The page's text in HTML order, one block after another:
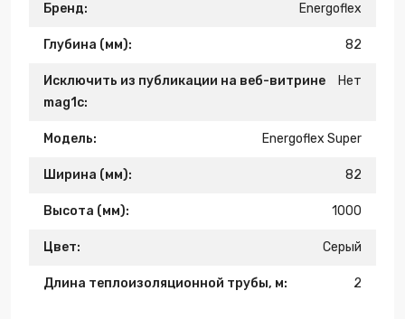
Бренд: Energoflex
Глубина (мм): 82
Исключить из публикации на веб-витрине
mag1c:
Нет
Модель: Energoflex Super
Ширина (мм): 82
Высота (мм): 1000
Цвет: Серый
Длина теплоизоляционной трубы, м: 2